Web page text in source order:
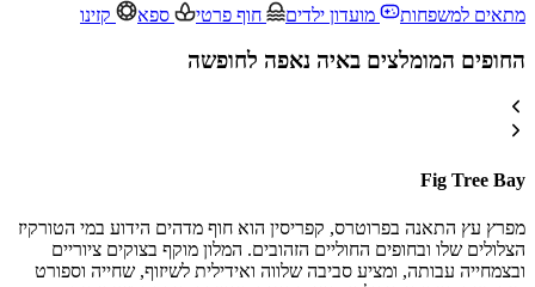
מתאים למשפחות
מועדון ילדים חוף פרטי ספא קזינו
החופים המומלצים באיה נאפה לחופשה
Fig Tree Bay
מפרץ עץ התאנה בפרוטרס, קפריסין הוא חוף מדהים הידוע במי הטורקיז
הצלולים שלו ובחופים החוליים הזהובים. המלון מוקף בצוקים ציוריים
ובצמחייה עבותה, ומציע סביבה שלווה ואידילית לשיזוף, שחייה וספורט